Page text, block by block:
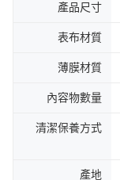
產品尺寸
表布材質
薄膜材質
內容物數量
清潔保養方式
產地